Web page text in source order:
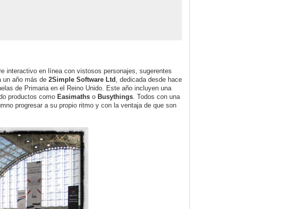
interactivo en línea con vistosos personajes, sugerentes
un año más de 2Simple Software Ltd , dedicada desde hace
de Primaria en el Reino Unido. Este año incluyen una
productos como Easimaths o Busythings. Todos con una
progresar a su propio ritmo y con la ventaja de que son